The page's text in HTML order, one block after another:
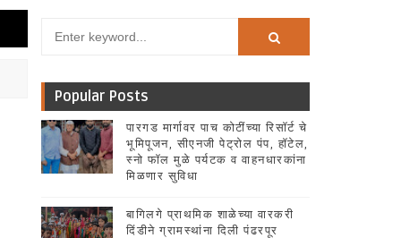
Popular Posts
पारगड मार्गावर पाच कोटींच्या रिसॉर्ट चे
भूमिपूजन, सीएनजी पेट्रोल पंप, हॉटेल,
स्नो फॉल मुळे पर्यटक व वाहनधारकांना
मिळणार सुविधा
बागिलगे प्राथमिक शाळेच्या वारकरी
दिंडीने ग्रामस्थांना दिली पंढरपूर